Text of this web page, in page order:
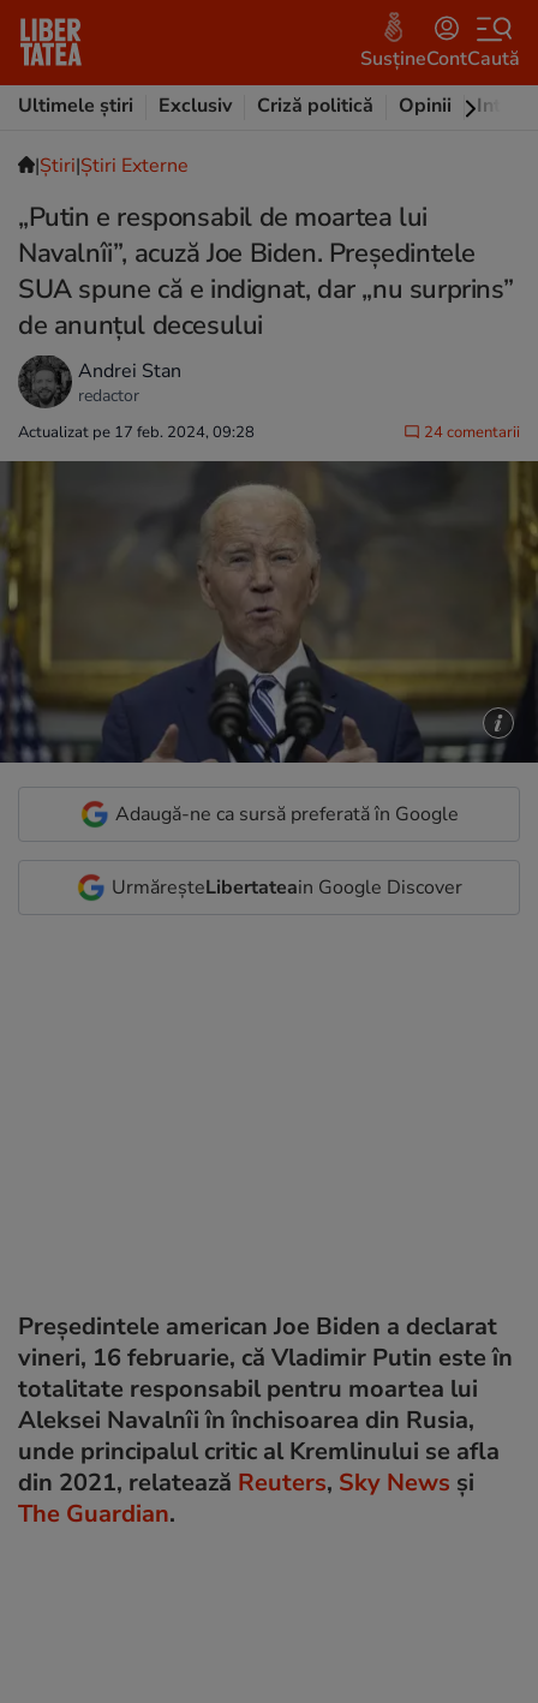
SusțineContCaută
Ultimele știri
Exclusiv Criză politică Opinii
|Ştiri|Știri Externe
„Putin e responsabil de moartea lui
Navalnîi”, acuză Joe Biden. Președintele
SUA spune că e indignat, dar „nu surprins”
de anunțul decesului
Andrei Stan
redactor
Actualizat pe 17 feb. 2024, 09:28 24 comentarii
Adaugă-ne ca sursă preferată în Google
UrmăreșteLibertateain Google Discover
Președintele american Joe Biden a declarat
vineri, 16 februarie, că Vladimir Putin este în
totalitate responsabil pentru moartea lui
Aleksei Navalnîi în închisoarea din Rusia,
unde principalul critic al Kremlinului se afla
din 2021, relatează Reuters, Sky News și
The Guardian.